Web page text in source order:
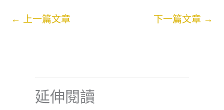
← 上一篇文章 下一篇文章 →
延伸閱讀